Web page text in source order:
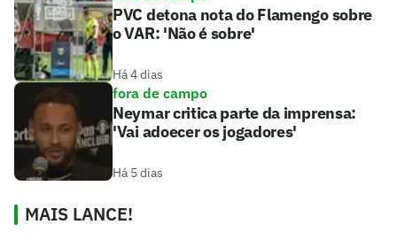
PVC detona nota do Flamengo sobre
o VAR: 'Não é sobre'
Há 4 dias
fora de campo
Neymar critica parte da imprensa:
'Vai adoecer os jogadores'
Há 5 dias
MAIS LANCE!